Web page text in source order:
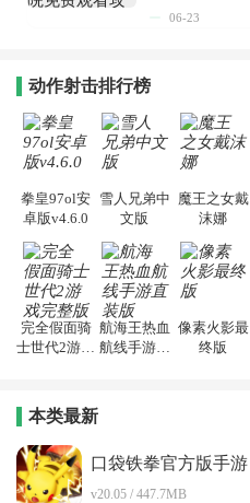
06-23
动作射击排行榜
拳皇97ol安
卓版v4.6.0
雪人兄弟中
文版
魔王之女戴
沫娜
完全假面骑
士世代2游戏
航海王热血
航线手游直
像素火影最
终版
本类最新
口袋铁拳官方版手游
v20.05 / 447.7MB